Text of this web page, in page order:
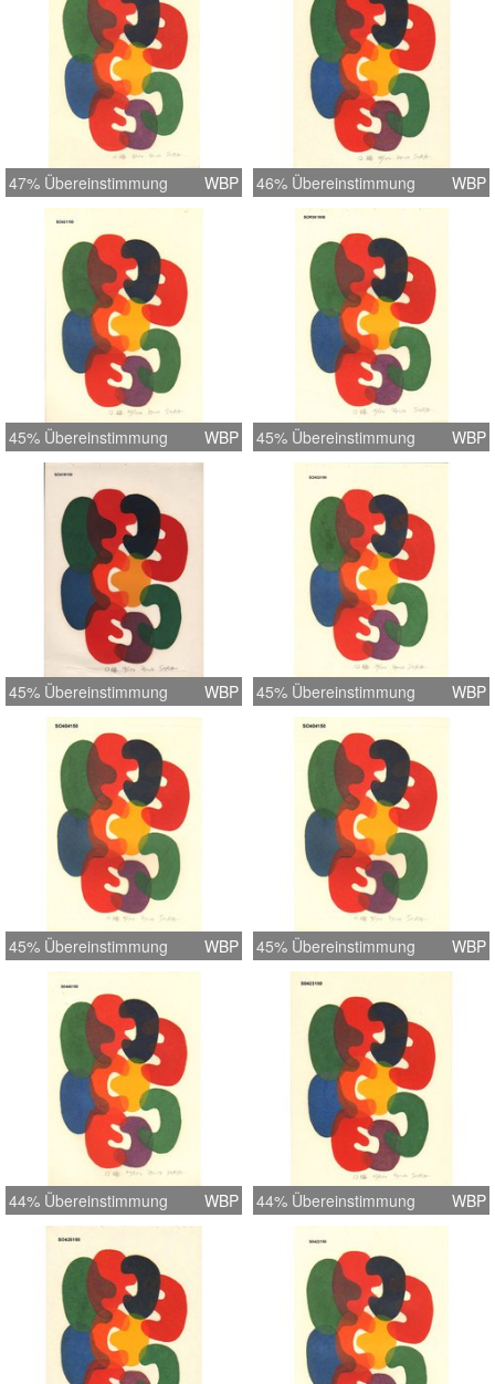
47% Übereinstimmung WBP 46% Übereinstimmung WBP
45% Übereinstimmung WBP 45% Übereinstimmung WBP
45% Übereinstimmung WBP 45% Übereinstimmung WBP
45% Übereinstimmung WBP 45% Übereinstimmung WBP
44% Übereinstimmung WBP 44% Übereinstimmung WBP